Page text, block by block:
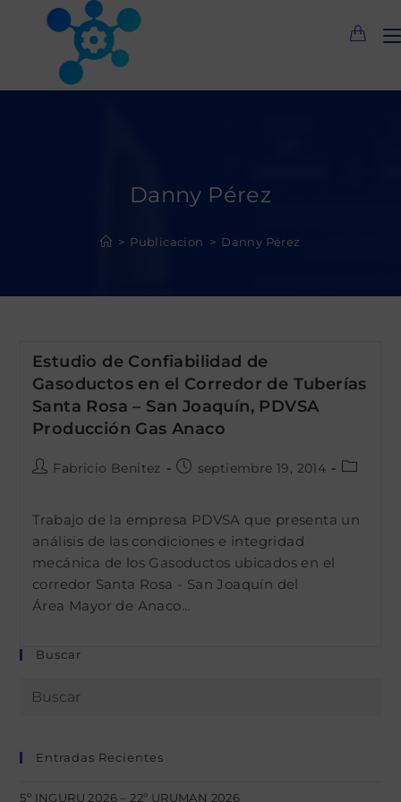
Danny Pérez
> Publicacion > Danny Pérez
Estudio de Confiabilidad de
Gasoductos en el Corredor de Tuberías
Santa Rosa – San Joaquín, PDVSA
Producción Gas Anaco
Autor
entrada:
Fabricio Benitez
Publicación
entrada:
septiembre 19, 2014
entrada:
Trabajo de la empresa PDVSA que presenta un
análisis de las condiciones e integridad
mecánica de los Gasoductos ubicados en el
corredor Santa Rosa - San Joaquín del
Área Mayor de Anaco…
Buscar
Entradas Recientes
5º INGURU 2026 – 22º URUMAN 2026